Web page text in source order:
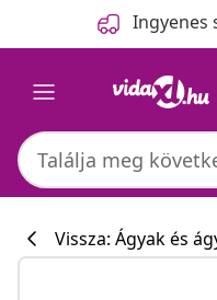
Ingyenes
Vissza: Ágyak és